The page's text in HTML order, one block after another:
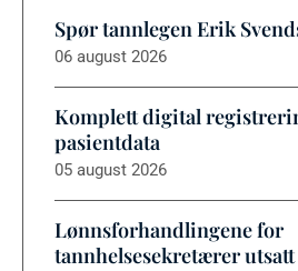
Spør tannlegen Erik
06 august 2026
Komplett digital
pasientdata
05 august 2026
Lønnsforhandlingene for
tannhelsesekretærer